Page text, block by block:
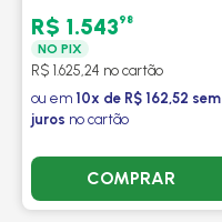
R$ 1.54398
NO PIX
R$ 1.625,24 no cartão
ou em 10x de R$ 162,52 sem
juros no cartão
COMPRAR